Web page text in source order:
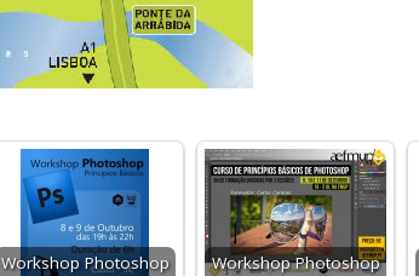
Workshop Photoshop
Workshop Photoshop